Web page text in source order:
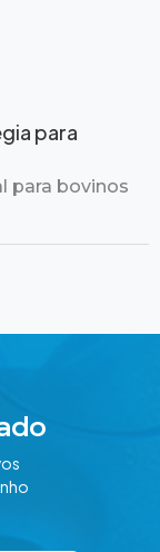
para
para bovinos